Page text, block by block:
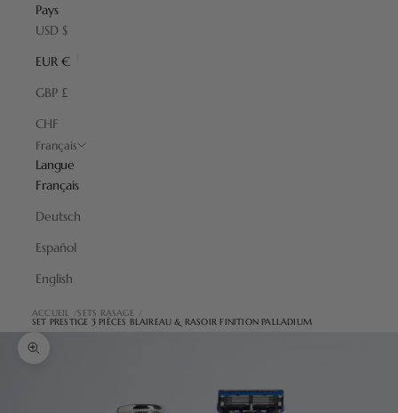
Pays
USD $
EUR €
GBP £
CHF
Français
Langue
Français
Deutsch
Español
English
ACCUEIL SETS RASAGE
SET PRESTIGE 3 PIÈCES BLAIREAU & RASOIR FINITION PALLADIUM
Zoomer sur l'image